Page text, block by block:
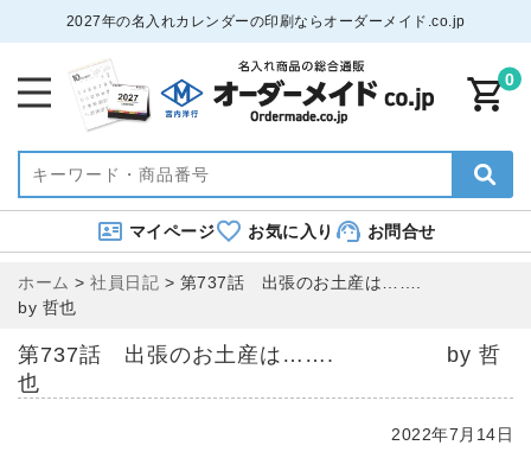
2027年の名入れカレンダーの印刷ならオーダーメイド.co.jp
0
マイページ お気に入り お問合せ
ホーム > 社員日記 > 第737話 出張のお土産は…….
by 哲也
第737話 出張のお土産は……. by 哲
也
2022年7月14日